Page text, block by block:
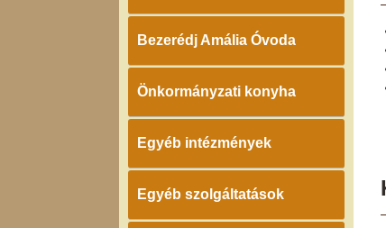
Bezerédj Amália Óvoda
Önkormányzati konyha
Egyéb intézmények
Egyéb szolgáltatások